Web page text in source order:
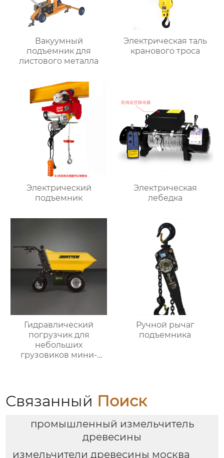
Вакуумный
подъемник для
листового металла
Электрическая таль
кранового троса
Электрический
подъемник
Электрическая
лебедка
Гидравлический
погрузчик для
небольших
грузовиков мини-
Ручной рычаг
подъемника
Связанный Поиск
промышленный измельчитель
древесины
измельчители древесины москва